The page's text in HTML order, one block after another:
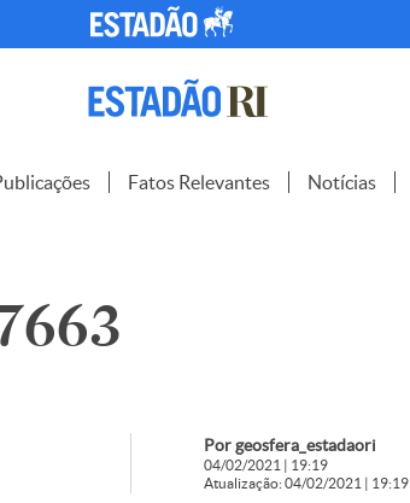
Fatos Relevantes Notícias
Por geosfera_estadaori
04/02/2021 | 19:19
Atualização: 04/02/2021 | 19:19